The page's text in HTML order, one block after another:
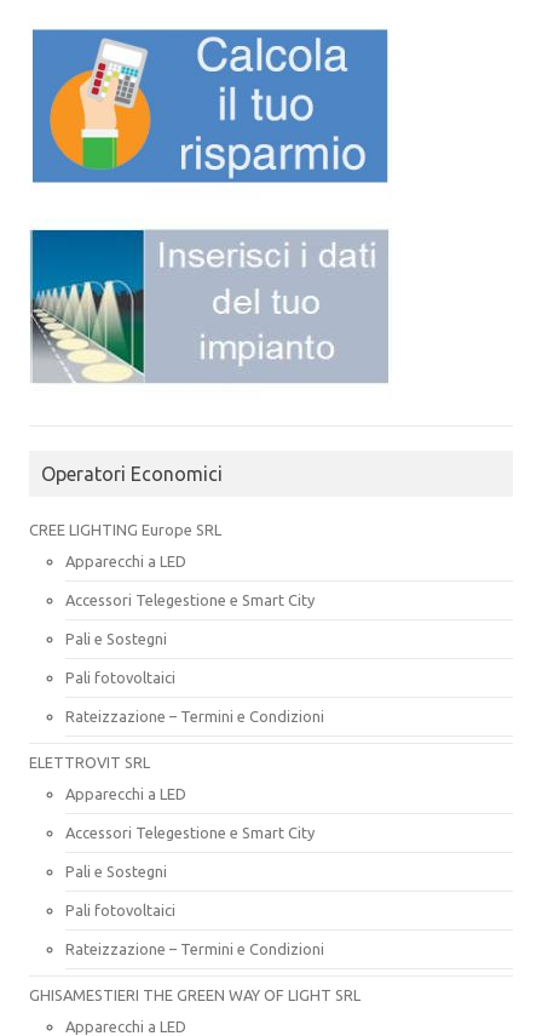
Operatori Economici
CREE LIGHTING Europe SRL
Apparecchi a LED
Accessori Telegestione e Smart City
Pali e Sostegni
Pali fotovoltaici
Rateizzazione – Termini e Condizioni
ELETTROVIT SRL
Apparecchi a LED
Accessori Telegestione e Smart City
Pali e Sostegni
Pali fotovoltaici
Rateizzazione – Termini e Condizioni
GHISAMESTIERI THE GREEN WAY OF LIGHT SRL
Apparecchi a LED